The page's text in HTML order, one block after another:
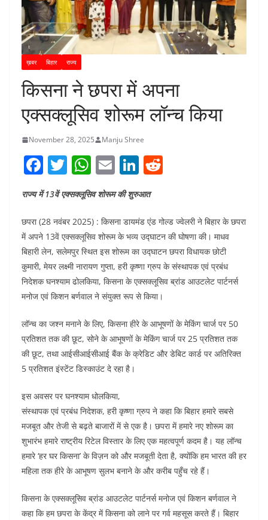
ख़बर बिहार राज्य
किसना ने छपरा में अपना
एक्सक्लूसिव शोरूम लॉन्च किया
November 28, 2025 Manju Shree
F
a
c
e
b
o
o
k
T
itt
er
W
at
s
A
p
p
E
m
ai
l
Li
k
e
dI
n
di
t
राज्य में 13वें एक्सक्लूसिव शोरूम की शुरुआत
छपरा (28 नवंबर 2025) : किसना डायमंड एंड गोल्ड ज्वेलरी ने बिहार के छपरा
में अपने 13वें एक्सक्लूसिव शोरूम के भव्य उद्घाटन की घोषणा की। माधव
बिहारी लेन, सलेमपुर स्थित इस शोरूम का उद्घाटन छपरा विधायक छोटी
कुमारी, मेयर लक्ष्मी नारायण गुप्ता, हरी कृष्णा ग्रुप के संस्थापक एवं प्रबंध
निदेशक घनश्याम ढोलकिया, किसना के एक्सक्लूसिव ब्रांड आउटलेट पार्टनर्स
मनोज एवं किशन बर्णवाल ने संयुक्त रूप से किया।
लॉन्च का जश्न मनाने के लिए, किसना हीरे के आभूषणों के मेकिंग चार्ज पर 50
प्रतिशत तक की छूट, सोने के आभूषणों के मेकिंग चार्ज पर 25 प्रतिशत तक
की छूट, तथा आईसीआईसीआई बैंक के क्रेडिट और डेबिट कार्ड पर अतिरिक्त
5 प्रतिशत इंस्टेंट डिस्काउंट दे रहा है।
इस अवसर पर घनश्याम धोलकिया,
संस्थापक एवं प्रबंध निदेशक, हरी कृष्णा ग्रुप ने कहा कि बिहार हमारे सबसे
मजबूत और तेजी से बढ़ते बाजारों में से एक है। छपरा में हमारे नए शोरूम का
शुभारंभ हमारे राष्ट्रीय रिटेल विस्तार के लिए एक महत्वपूर्ण कदम है। यह लॉन्च
हमारे ‘हर घर किसना’ के विज़न को और मजबूती देता है, क्योंकि हम भारत की हर
महिला तक हीरे के आभूषण सुलभ बनाने के और करीब पहुँच रहे हैं।
किसना के एक्सक्लूसिव ब्रांड आउटलेट पार्टनर्स मनोज एवं किशन बर्णवाल ने
कहा कि हम छपरा के केंद्र में किसना को लाने पर गर्व महसूस करते हैं। बिहार